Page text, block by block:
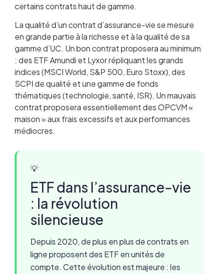
certains contrats haut de gamme.
La qualité d’un contrat d’assurance-vie se mesure
en grande partie à la richesse et à la qualité de sa
gamme d’UC. Un bon contrat proposera au minimum
: des ETF Amundi et Lyxor répliquant les grands
indices (MSCI World, S&P 500, Euro Stoxx), des
SCPI de qualité et une gamme de fonds
thématiques (technologie, santé, ISR). Un mauvais
contrat proposera essentiellement des OPCVM «
maison » aux frais excessifs et aux performances
médiocres.
💡
ETF dans l’assurance-vie
: la révolution
silencieuse
Depuis 2020, de plus en plus de contrats en
ligne proposent des ETF en unités de
compte. Cette évolution est majeure : les